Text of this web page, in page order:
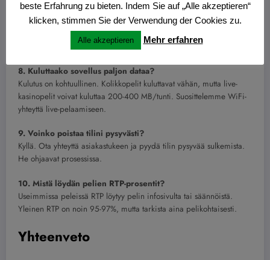
7. Onko sovelluksessa live-chat-tuki suomeksi?
Kyllä, Locowin tarjoaa asiakastukea suomeksi sekä chatissä että
8. Kuluttaako sovellus paljon dataa?
Kulutus on kohtuullinen. Kolikkopelit kuluttavat vähän, mutta live-
kasinopelit voivat kuluttaa 200-400 MB/tunti. Suosittelemme WiFi-
yhteyttä live-pelaamiseen.
9. Voinko poistaa tilini pysyvästi?
Kyllä. Ota yhteyttä asiakastukeen ja pyydä tilin pysyvää sulkemista.
He ohjaavat prosessissa.
10. Mistä löydän pelien RTP-prosentit?
Useimmissa peleissä RTP löytyy pelin infosivulta tai säännöistä.
Yleinen RTP on noin 95-97%, mutta tarkista aina pelikohtaisesti.
Yhteenveto
beste Erfahrung zu bieten. Indem Sie auf „Alle akzeptieren“
klicken, stimmen Sie der Verwendung der Cookies zu.
Alle akzeptieren Mehr erfahren